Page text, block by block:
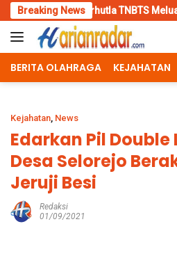
Skip
to
content
Breaking News
TNBTS Meluas Pakar
BERITA OLAHRAGA KEJAHATAN
Kejahatan, News
Edarkan Pil Double
Desa Selorejo
Jeruji Besi
Redaksi
01/09/2021